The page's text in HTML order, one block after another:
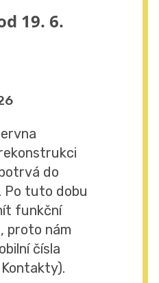
19. 6.
do
Po tuto dobu
funkční
proto nám
čísla